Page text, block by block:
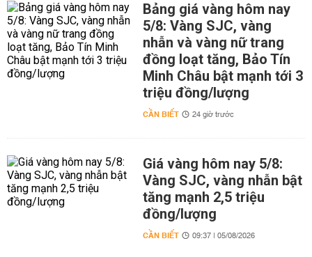
Bảng giá vàng hôm nay
5/8: Vàng SJC, vàng
nhẫn và vàng nữ trang
đồng loạt tăng, Bảo Tín
Minh Châu bật mạnh tới 3
triệu đồng/lượng
CẦN BIẾT 24 giờ trước
Giá vàng hôm nay 5/8:
Vàng SJC, vàng nhẫn bật
tăng mạnh 2,5 triệu
đồng/lượng
CẦN BIẾT 09:37 | 05/08/2026